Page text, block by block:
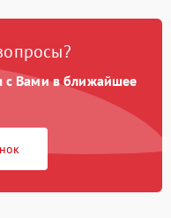
с Вами в ближайшее